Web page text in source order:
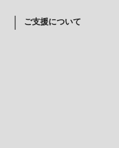
ご支援について